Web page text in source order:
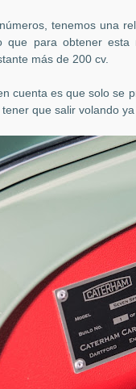
tenemos una
que para obtener
más de 200 cv.
cuenta es que solo se
que salir volando